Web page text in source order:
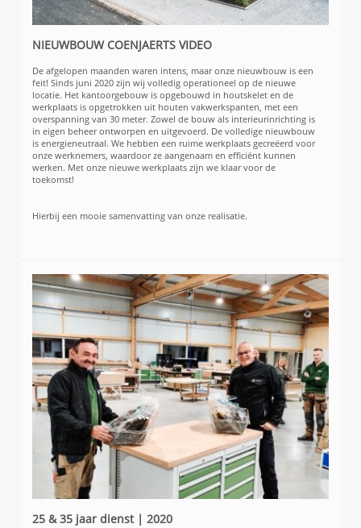
NIEUWBOUW COENJAERTS VIDEO
De afgelopen maanden waren intens, maar onze nieuwbouw is een
feit! Sinds juni 2020 zijn wij volledig operationeel op de nieuwe
locatie. Het kantoorgebouw is opgebouwd in houtskelet en de
werkplaats is opgetrokken uit houten vakwerkspanten, met een
overspanning van 30 meter. Zowel de bouw als interieurinrichting is
in eigen beheer ontworpen en uitgevoerd. De volledige nieuwbouw
is energieneutraal. We hebben een ruime werkplaats gecreëerd voor
onze werknemers, waardoor ze aangenaam en efficiënt kunnen
werken. Met onze nieuwe werkplaats zijn we klaar voor de
toekomst!
Hierbij een mooie samenvatting van onze realisatie.
25 & 35 jaar dienst | 2020